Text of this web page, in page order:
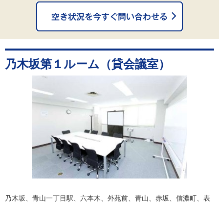
乃木坂第１ルーム（貸会議室）
乃木坂、青山一丁目駅、六本木、外苑前、青山、赤坂、信濃町、表